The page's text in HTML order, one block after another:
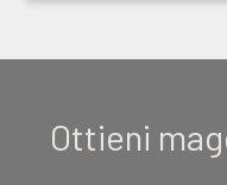
Ottieni